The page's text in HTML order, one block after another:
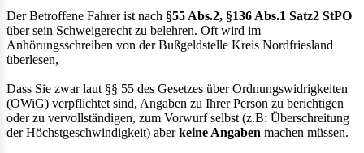
Der Betroffene Fahrer ist nach §55 Abs.2, §136 Abs.1 Satz2 StPO
über sein Schweigerecht zu belehren. Oft wird im
Anhörungsschreiben von der Bußgeldstelle Kreis Nordfriesland
überlesen,
Dass Sie zwar laut §§ 55 des Gesetzes über Ordnungswidrigkeiten
(OWiG) verpflichtet sind, Angaben zu Ihrer Person zu berichtigen
oder zu vervollständigen, zum Vorwurf selbst (z.B: Überschreitung
der Höchstgeschwindigkeit) aberkeine Angaben machen müssen.